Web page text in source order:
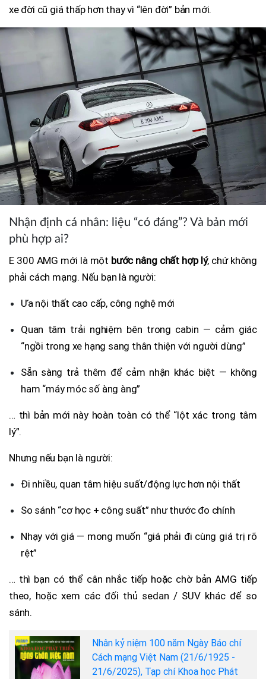
xe đời cũ giá thấp hơn thay vì “lên đời” bản mới.
Nhận định cá nhân: liệu “có đáng”? Và bản mới
phù hợp ai?
E 300 AMG mới là một bước nâng chất hợp lý, chứ không
phải cách mạng. Nếu bạn là người:
Ưa nội thất cao cấp, công nghệ mới
Quan tâm trải nghiệm bên trong cabin — cảm giác
“ngồi trong xe hạng sang thân thiện với người dùng”
Sẵn sàng trả thêm để cảm nhận khác biệt — không
ham “máy móc số àng àng”
… thì bản mới này hoàn toàn có thể “lột xác trong tâm
lý”.
Nhưng nếu bạn là người:
Đi nhiều, quan tâm hiệu suất/động lực hơn nội thất
So sánh “cơ học + công suất” như thước đo chính
Nhạy với giá — mong muốn “giá phải đi cùng giá trị rõ
rệt”
… thì bạn có thể cân nhắc tiếp hoặc chờ bản AMG tiếp
theo, hoặc xem các đối thủ sedan / SUV khác để so
sánh.
Nhân kỷ niệm 100 năm Ngày Báo chí
Cách mạng Việt Nam (21/6/1925 -
21/6/2025), Tạp chí Khoa học Phát